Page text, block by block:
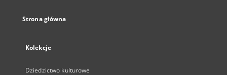
Strona główna
Kolekcje
Dziedzictwo kulturowe